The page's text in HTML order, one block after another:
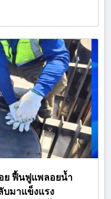
ย ฟื้นฟูแพลอยน้ำ
มาแข็งแรง